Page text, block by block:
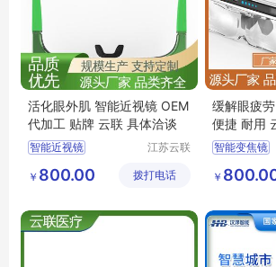
活化眼外肌 智能近视镜 OEM
代加工 贴牌 云联 具体洽谈
智能近视镜
智视镜
智能眼镜
江苏云联
装备有限
￥ 800.00 拨打电话
缓解眼疲
便捷 耐用
智能变焦镜
睫状肌训练
智能近视镜
￥